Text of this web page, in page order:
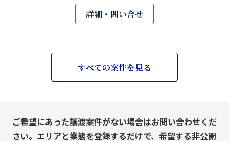
詳細・問い合せ
すべての案件を見る
ご希望にあった譲渡案件がない場合はお問い合わせくだ
さい。エリアと業態を登録するだけで、希望する非公開